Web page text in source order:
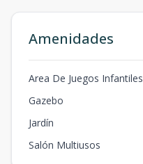
Amenidades
Area De Juegos Infantiles
Gazebo
Jardín
Salón Multiusos